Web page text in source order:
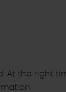
At the right